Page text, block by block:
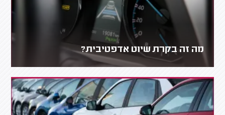
מה זה בקרת שיוט אדפטיבית?